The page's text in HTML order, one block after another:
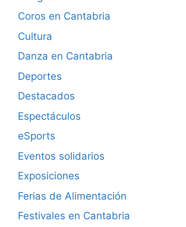
Coros en Cantabria
Cultura
Danza en Cantabria
Deportes
Destacados
Espectáculos
eSports
Eventos solidarios
Exposiciones
Ferias de Alimentación
Festivales en Cantabria